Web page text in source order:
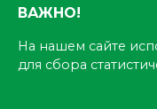
ВАЖНО!
На нашем сайте
для сбора